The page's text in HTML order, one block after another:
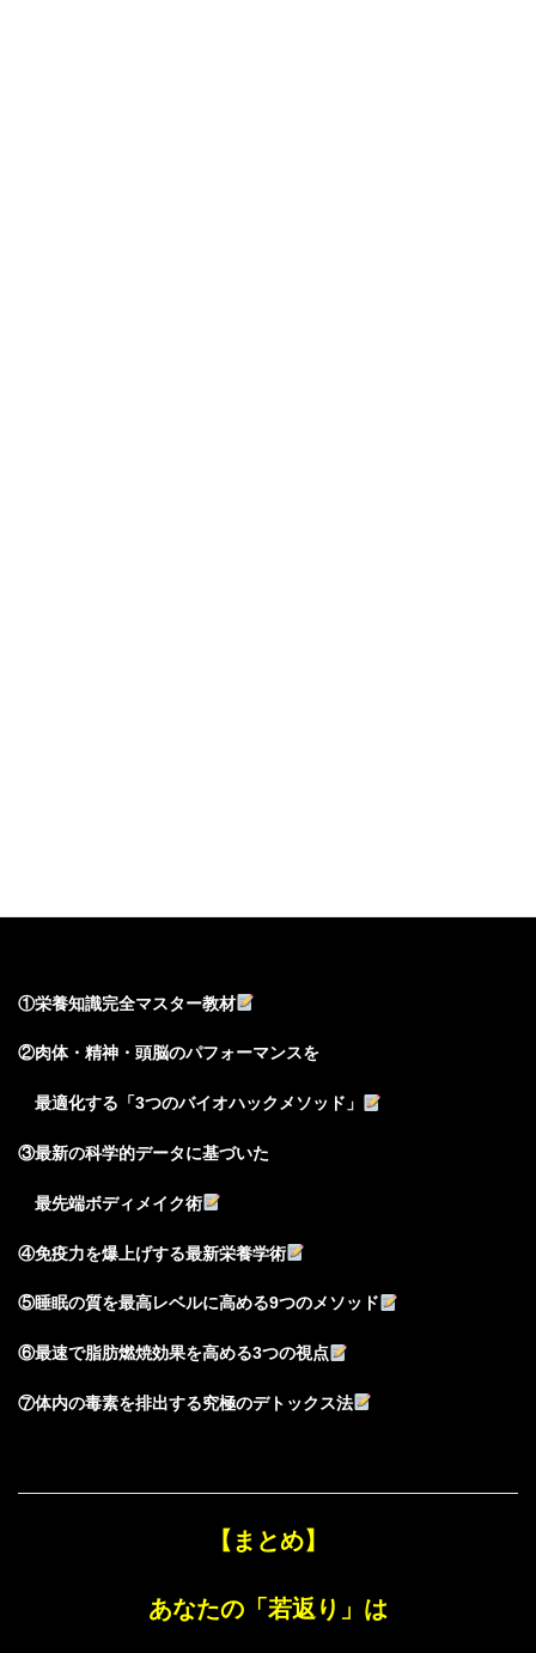
①栄養知識完全マスター教材
②肉体・精神・頭脳のパフォーマンスを
最適化する「3つのバイオハックメソッド」
③最新の科学的データに基づいた
最先端ボディメイク術
④免疫力を爆上げする最新栄養学術
⑤睡眠の質を最高レベルに高める9つのメソッド
⑥最速で脂肪燃焼効果を高める3つの視点
⑦体内の毒素を排出する究極のデトックス法
【まとめ】
あなたの「若返り」は